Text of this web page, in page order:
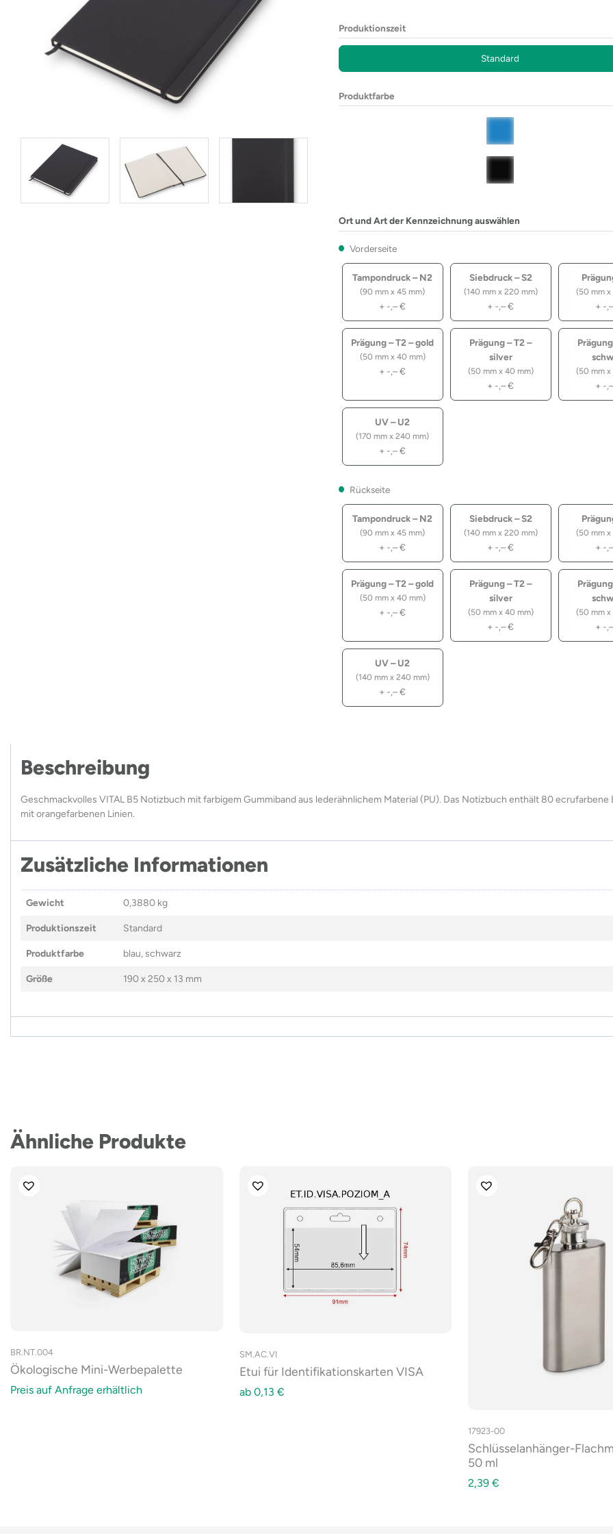
Produktionszeit
Standard
Produktfarbe
Ort und Art der Kennzeichnung auswählen
Vorderseite
Tampondruck – N2
(90 mm x 45 mm)
+ -,–€
Siebdruck – S2
(140 mm x 220 mm)
+ -,–€
(50 mm x
+ -
Prägung – T2 – gold
(50 mm x 40 mm)
+ -,–€
Prägung – T2 –
silver
(50 mm x 40 mm)
+ -,–€
(50 mm x
+ -
UV – U2
(170 mm x 240 mm)
+ -,–€
Rückseite
Tampondruck – N2
(90 mm x 45 mm)
+ -,–€
Siebdruck – S2
(140 mm x 220 mm)
+ -,–€
(50 mm x
+ -
Prägung – T2 – gold
(50 mm x 40 mm)
+ -,–€
Prägung – T2 –
silver
(50 mm x 40 mm)
+ -,–€
(50 mm x
+ -
UV – U2
(140 mm x 240 mm)
+ -,–€
Beschreibung
Geschmackvolles VITAL B5 Notizbuch mit farbigem Gummiband aus lederähnlichem Material (PU). Das Notizbuch enthält 80 ecrufarbene
mit orangefarbenen Linien.
Zusätzliche Informationen
Gewicht 0,3880 kg
Produktionszeit Standard
Produktfarbe blau, schwarz
Größe 190 x 250 x 13 mm
Ähnliche Produkte
BR.NT.004
Ökologische Mini-Werbepalette
Preis auf Anfrage erhältlich
SM.AC.VI
Etui für Identifikationskarten VISA
ab 0,13 €
17923-00
Schlüsselanhänger-
50 ml
2,39 €